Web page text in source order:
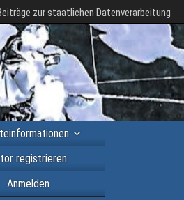
zur staatlichen Datenverarbeitung
registrieren
Anmelden